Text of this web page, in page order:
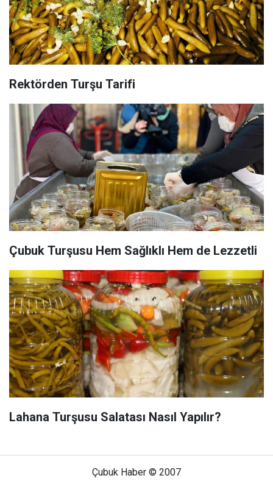
Rektörden Turşu Tarifi
Çubuk Turşusu Hem Sağlıklı Hem de Lezzetli
Lahana Turşusu Salatası Nasıl Yapılır?
Çubuk Haber © 2007